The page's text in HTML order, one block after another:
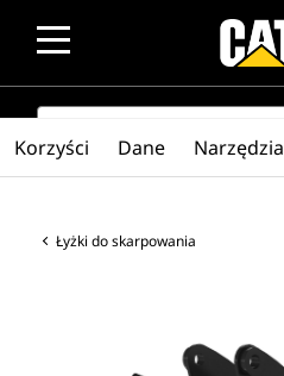
SEARCH
Łyżki do skarpowania
Korzyści Dane Narzędzia